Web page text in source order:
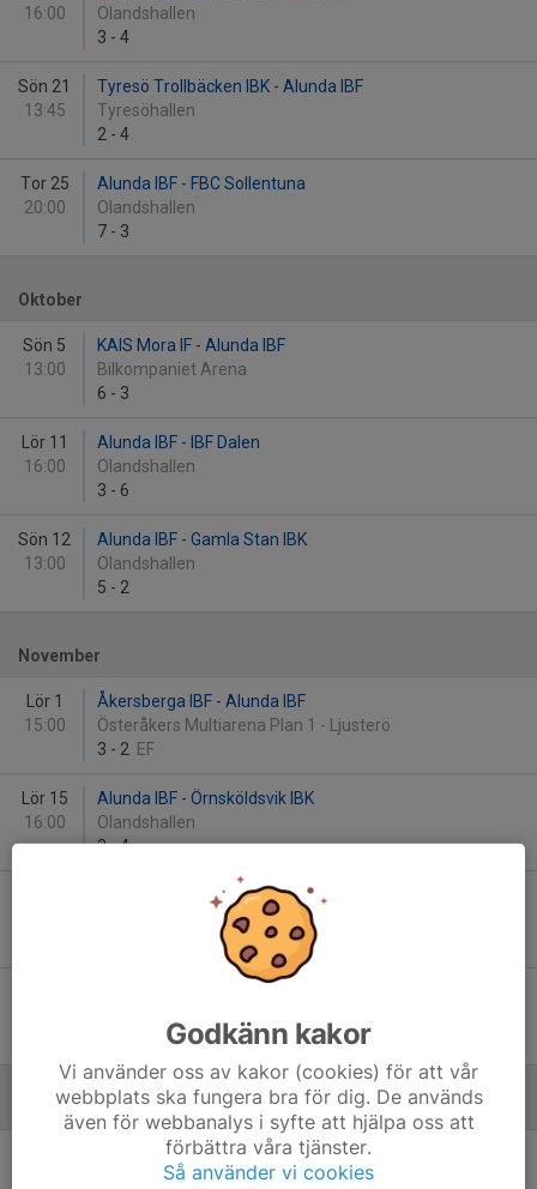
16:00
Olandshallen
3 - 4
Sön 21
13:45
Tyresö Trollbäcken IBK - Alunda IBF
Tyresöhallen
2 - 4
Tor 25
20:00
Alunda IBF - FBC Sollentuna
Olandshallen
7 - 3
Oktober
Sön 5
13:00
KAIS Mora IF - Alunda IBF
Bilkompaniet Arena
6 - 3
Lör 11
16:00
Alunda IBF - IBF Dalen
Olandshallen
3 - 6
Sön 12
13:00
Alunda IBF - Gamla Stan IBK
Olandshallen
5 - 2
November
Lör 1
15:00
Åkersberga IBF - Alunda IBF
Österåkers Multiarena Plan 1 - Ljusterö
3 - 2 EF
Lör 15
16:00
Alunda IBF - Örnsköldsvik IBK
Olandshallen
3-4
Hagunda IF - Alunda IBF
IFU Arena Mirva (E)
December
Alunda IBF - Nacka IBK
Olandshallen
Godkänn kakor
Vi använder oss av kakor (cookies) för att vår
webbplats ska fungera bra för dig. De används
även för webbanalys i syfte att hjälpa oss att
förbättra våra tjänster.
Så använder vi cookies